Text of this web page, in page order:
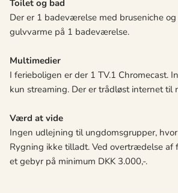
Toilet og bad
Der er 1 badeværelse med bruseniche
gulvvarme på 1 badeværelse.
Multimedier
I ferieboligen er der 1 TV.1 Chromecast.
kun streaming. Der er trådløst internet til
Værd at vide
Ingen udlejning til ungdomsgrupper,
Rygning ikke tilladt. Ved overtrædelse
et gebyr på minimum DKK 3.000,-.